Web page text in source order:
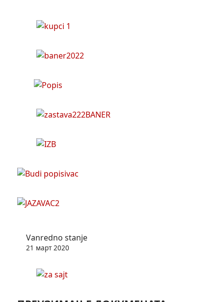
Vanredno stanje
21 март 2020